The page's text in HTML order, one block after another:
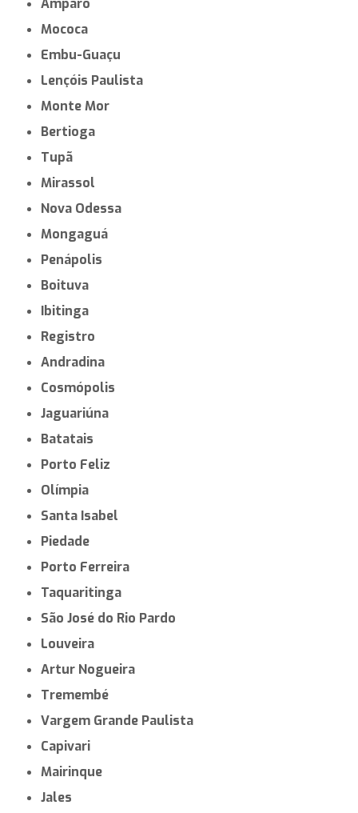
Amparo
Mococa
Embu-Guaçu
Lençóis Paulista
Monte Mor
Bertioga
Tupã
Mirassol
Nova Odessa
Mongaguá
Penápolis
Boituva
Ibitinga
Registro
Andradina
Cosmópolis
Jaguariúna
Batatais
Porto Feliz
Olímpia
Santa Isabel
Piedade
Porto Ferreira
Taquaritinga
São José do Rio Pardo
Louveira
Artur Nogueira
Tremembé
Vargem Grande Paulista
Capivari
Mairinque
Jales